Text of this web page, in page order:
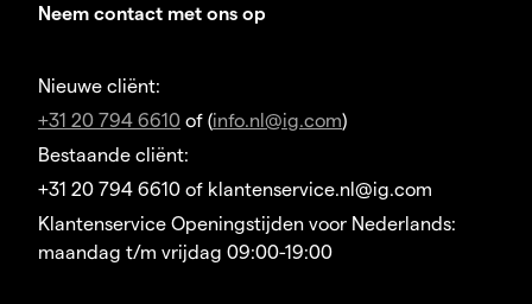
Neem contact met ons op
Nieuwe cliënt:
+31 20 794 6610 of (info.nl@ig.com)
Bestaande cliënt:
+31 20 794 6610 of klantenservice.nl@ig.com
Klantenservice Openingstijden voor Nederlands:
maandag t/m vrijdag 09:00-19:00